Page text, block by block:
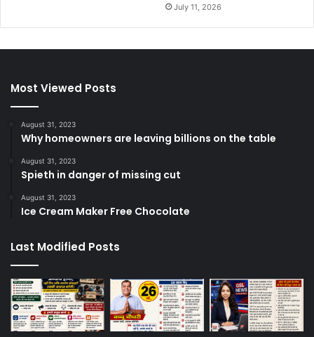
July 11, 2026
Most Viewed Posts
August 31, 2023
Why homeowners are leaving billions on the table
August 31, 2023
Spieth in danger of missing cut
August 31, 2023
Ice Cream Maker Free Chocolate
Last Modified Posts